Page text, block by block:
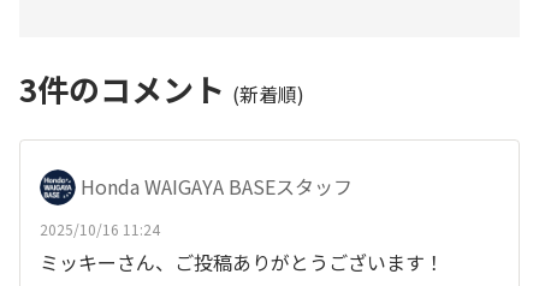
3件のコメント (新着順)
Honda WAIGAYA BASEスタッフ
2025/10/16 11:24
ミッキーさん、ご投稿ありがとうございます！